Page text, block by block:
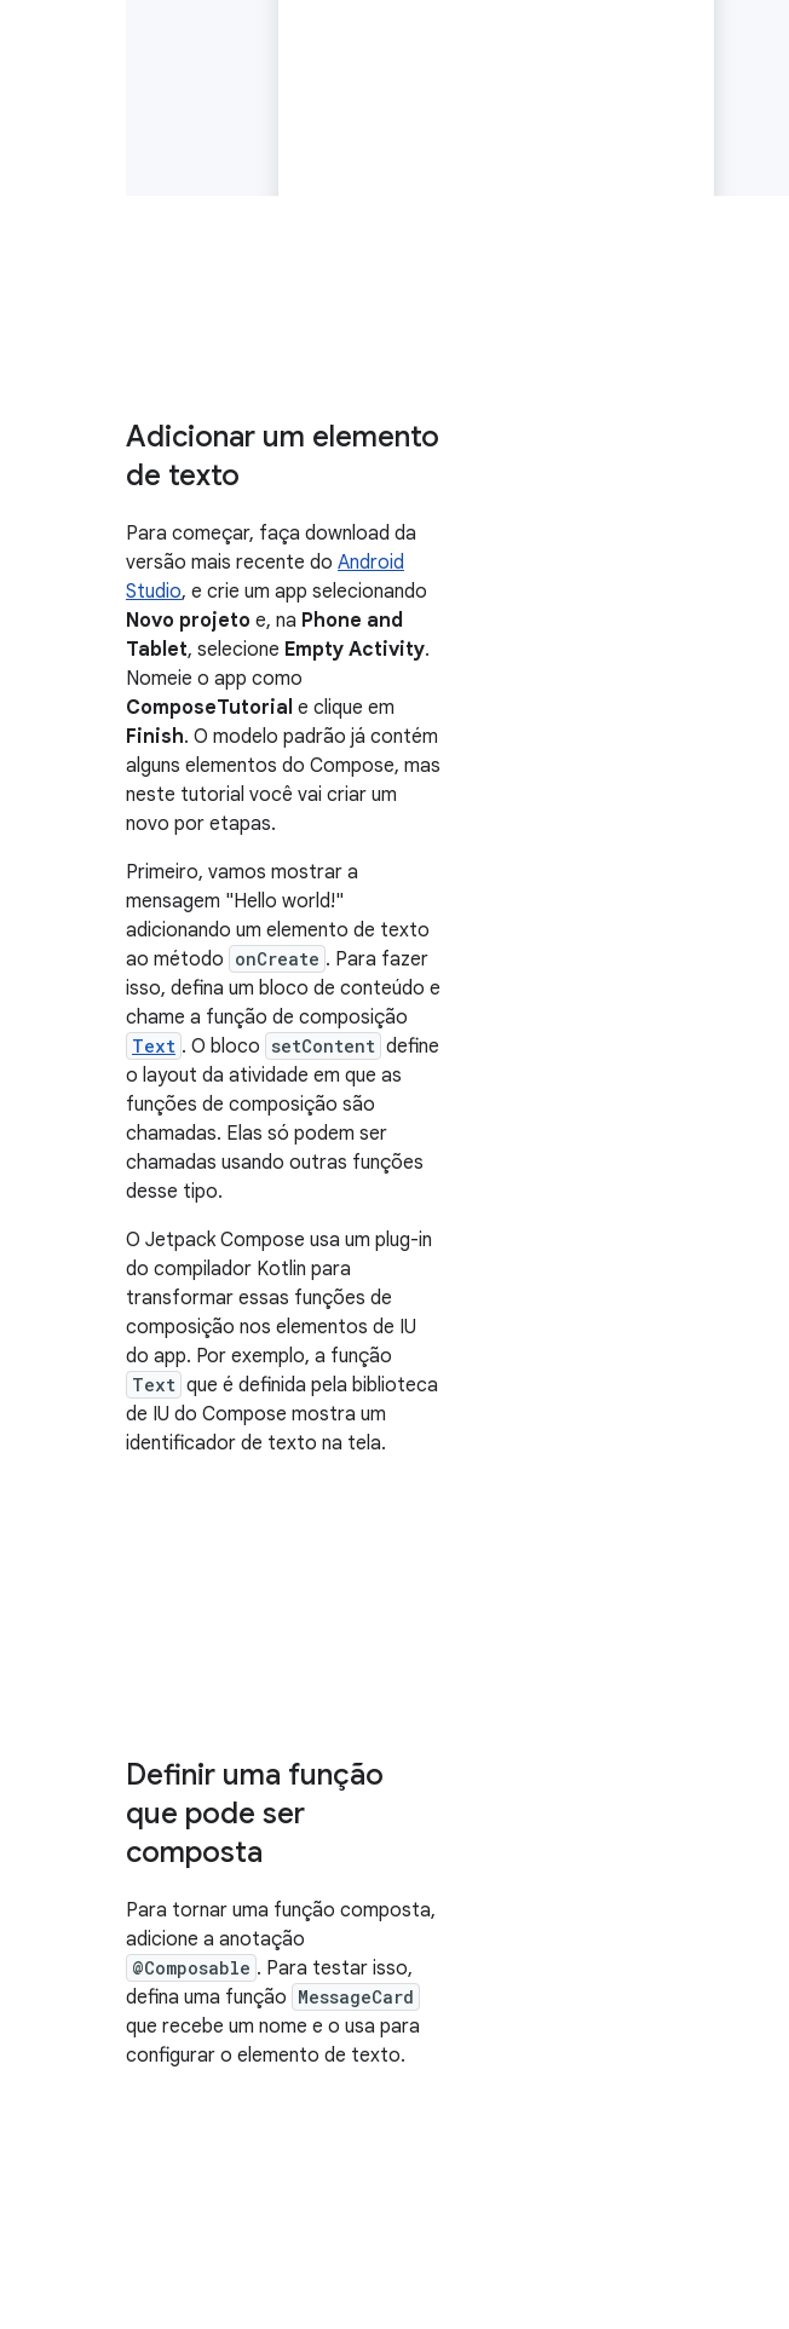
Adicionar um elemento
de texto
Para começar, faça download da
versão mais recente do Android
Studio, e crie um app selecionando
Novo projeto e, na Phone and
Tablet, selecione Empty Activity.
Nomeie o app como
ComposeTutorial e clique em
Finish. O modelo padrão já contém
alguns elementos do Compose, mas
neste tutorial você vai criar um
novo por etapas.
Primeiro, vamos mostrar a
mensagem "Hello world!"
adicionando um elemento de texto
ao método onCreate . Para fazer
isso, defina um bloco de conteúdo e
chame a função de composição
Text . O bloco setContent define
o layout da atividade em que as
funções de composição são
chamadas. Elas só podem ser
chamadas usando outras funções
desse tipo.
O Jetpack Compose usa um plug-in
do compilador Kotlin para
transformar essas funções de
composição nos elementos de IU
do app. Por exemplo, a função
Text que é definida pela biblioteca
de IU do Compose mostra um
identificador de texto na tela.
Definir uma função
que pode ser
composta
Para tornar uma função composta,
adicione a anotação
@Composable . Para testar isso,
defina uma função MessageCard
que recebe um nome e o usa para
configurar o elemento de texto.